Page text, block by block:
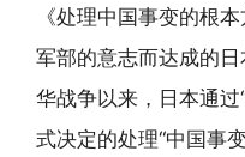
《处理中国事变的根
军部的意志而达成的
华战争以来，日本通
式决定的处理“中国事